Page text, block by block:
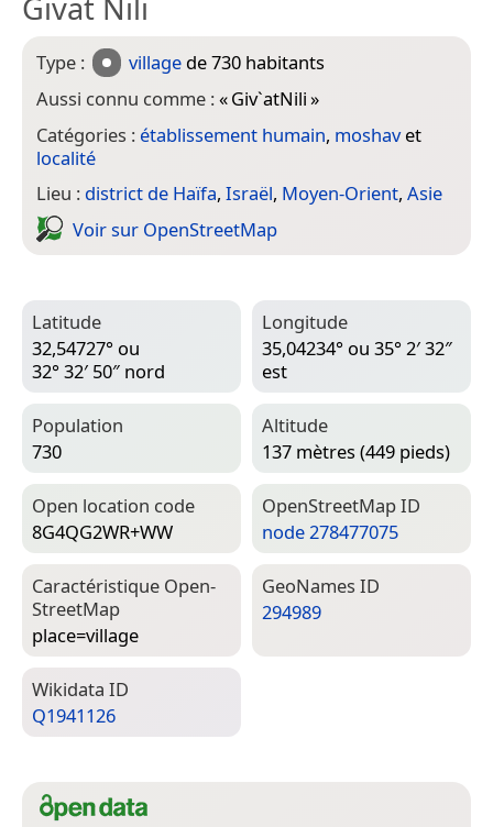
Givat Nili
Type : village de 730 habitants
Aussi connu comme :«Giv`atNili»
Catégories : établissement humain, moshavet
localité
Lieu : district de Haïfa, Israël, Moyen-Orient, Asie
Voir sur Open­Street­Map
Latitude
32,54727° ou
32° 32′ 50″ nord
Longitude
35,04234° ou 35° 2′ 32″
est
Population
730
Altitude
137 mètres (449 pieds)
Open location code
8G4QG2WR+WW
Open­Street­Map ID
node 278477075
Caractéristique Open­
Street­Map
place=­village
Geo­Names ID
294989
Wiki­data ID
Q1941126